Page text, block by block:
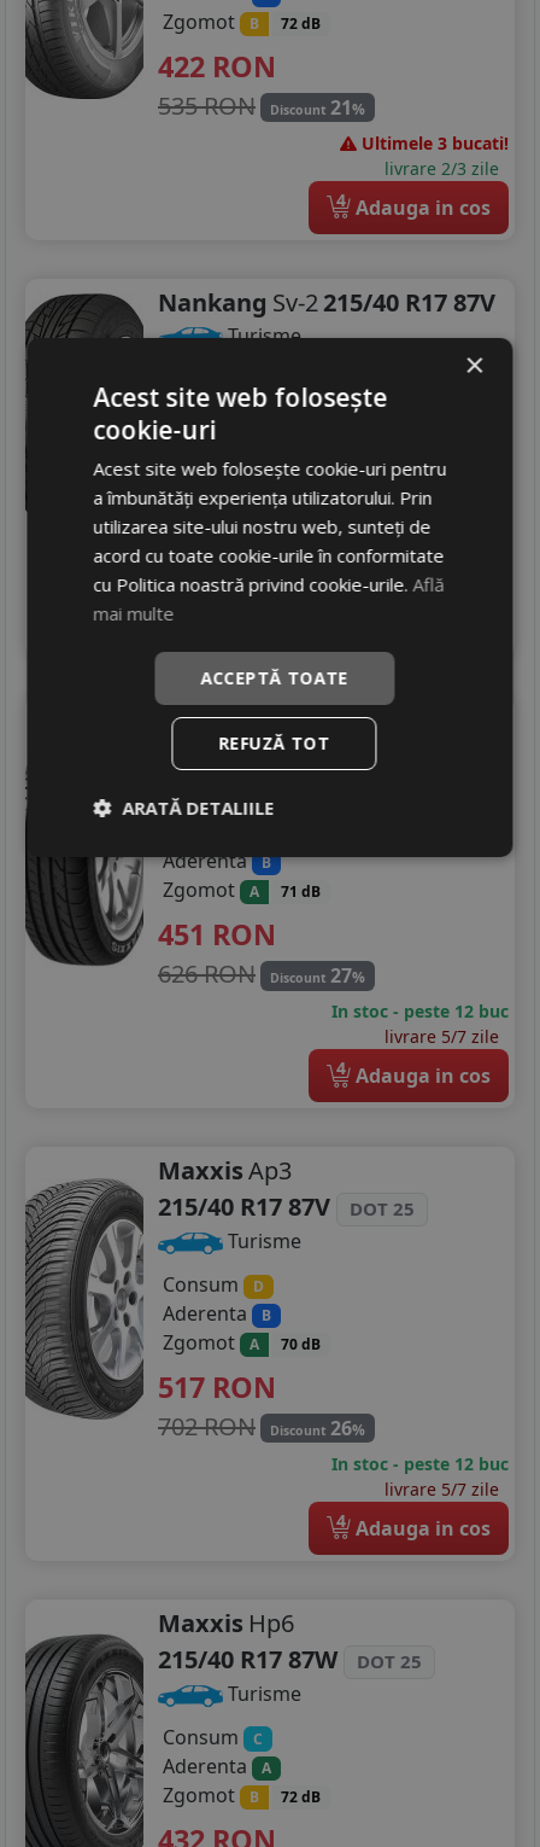
Zgomot B 72 dB
422 RON
535 RON Discount 21%
Ultimele 3 bucati!
livrare 2/3 zile
4 Adauga in cos
Nankang Sv-2215/40 R17 87V
Turisme
Aderenta C
Zgomot
358RON
479 RON Discount25%
In stoc - peste 12 buc
livrare 2/3 zile
MaxxisVs-01
215/40 R17 87Y
DOT 25
Aderenta B
Zgomot A 71 dB
451 RON
626 RON Discount 27%
In stoc - peste 12 buc
livrare 5/7 zile
4 Adauga in cos
MaxxisAp3
215/40 R17 87V
DOT 25
Turisme
Consum
D
Aderenta B
Zgomot A 70 dB
517 RON
702 RON Discount 26%
In stoc - peste 12 buc
livrare 5/7 zile
4 Adauga in cos
Maxxis Hp6
215/40 R17 87W
DOT 25
Turisme
Consum
C
Aderenta A
Zgomot B 72 dB
×
Acest site web folosește
cookie-uri
Acest site web folosește cookie-uri pentru
a îmbunătăți experiența utilizatorului. Prin
utilizarea site-ului nostru web, sunteți de
acord cu toate cookie-urile în conformitate
cu Politica noastră privind cookie-urile.Află
mai multe
ACCEPTĂ TOATE
REFUZĂ TOT
ARATĂ DETALIILE